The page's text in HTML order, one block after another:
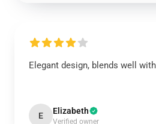
Elegant design, blends well
E Elizabeth
Verified owner